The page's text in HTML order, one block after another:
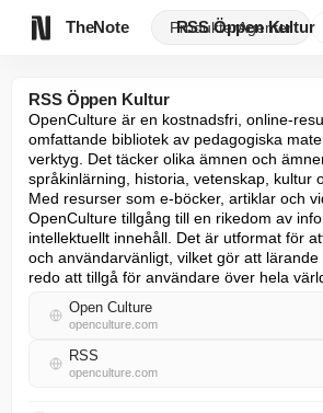
TheNote ProdukterAgenter
RSS Öppen Kultur
RSS Öppen Kultur
OpenCulture är en kostnadsfri, online-
omfattande bibliotek av pedagogiska
verktyg. Det täcker olika ämnen och
språkinlärning, historia, vetenskap, kultur
Med resurser som e-böcker, artiklar och
OpenCulture tillgång till en rikedom av
intellektuellt innehåll. Det är utformat för
och användarvänligt, vilket gör att
redo att tillgå för användare över hela
Open Culture
openculture.com
RSS
openculture.com